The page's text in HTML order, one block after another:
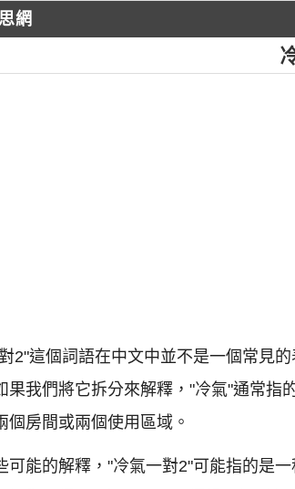
網
2"這個詞語在中文中並不是一個常見
果我們將它拆分來解釋，"冷氣"通常指
個房間或兩個使用區域。
可能的解釋，"冷氣一對2"可能指的是